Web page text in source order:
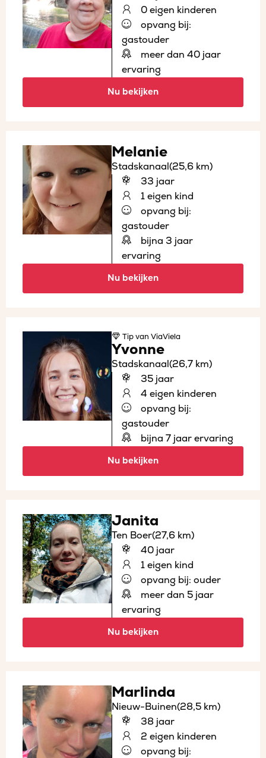
0 eigen kinderen
opvang bij:
gastouder
meer dan 40 jaar
ervaring
Nu bekijken
Melanie
Stadskanaal(25,6 km)
33 jaar
1 eigen kind
opvang bij:
gastouder
bijna 3 jaar
ervaring
Nu bekijken
Tipvan ViaViela
Yvonne
Stadskanaal(26,7 km)
35 jaar
4 eigen kinderen
opvang bij:
gastouder
bijna 7 jaar ervaring
Nu bekijken
Janita
Ten Boer(27,6 km)
40 jaar
1 eigen kind
opvang bij: ouder
meer dan 5 jaar
ervaring
Nu bekijken
Marlinda
Nieuw-Buinen(28,5 km)
38 jaar
2 eigen kinderen
opvang bij: